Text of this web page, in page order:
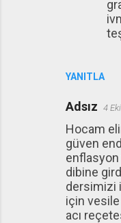
YANITLA
Adsız 4
Hocam
güven
dibine
dersimizi
için
acı